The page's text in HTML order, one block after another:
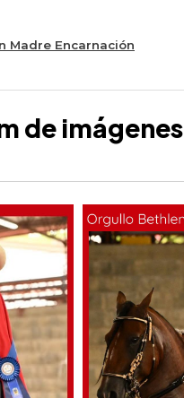
Madre Encarnación
de imágenes